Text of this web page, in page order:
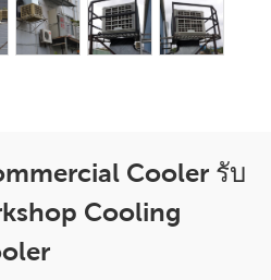
Cooler รับ
Cooling